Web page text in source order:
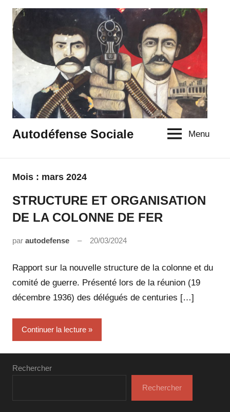
Aller
contenu
Autodéfense Sociale Menu
Mois : mars 2024
Non
classé
STRUCTURE ET ORGANISATION
DE LA COLONNE DE FER
par autodefense 20/03/2024
Rapport sur la nouvelle structure de la colonne et du
comité de guerre. Présenté lors de la réunion (19
décembre 1936) des délégués de centuries […]
Continuer la lecture
Rechercher
Rechercher